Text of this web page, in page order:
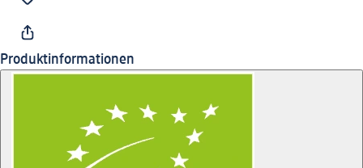
Produktinformationen